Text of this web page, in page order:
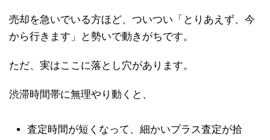
売却を急いでいる方ほど、ついつい「とりあえず、今
から行きます」と勢いで動きがちです。
ただ、実はここに落とし穴があります。
渋滞時間帯に無理やり動くと、
査定時間が短くなって、細かいプラス査定が拾